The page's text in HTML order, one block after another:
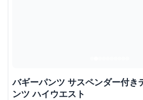
バギーパンツ サスペンダー付き
ンツ ハイウエスト